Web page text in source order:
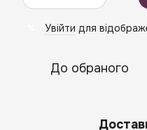
Увійти для
До обраного